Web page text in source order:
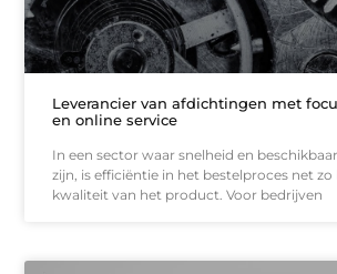
Leverancier van afdichtingen met
en online service
In een sector waar snelheid en
zijn, is efficiëntie in het bestelproces net zo
kwaliteit van het product. Voor bedrijven